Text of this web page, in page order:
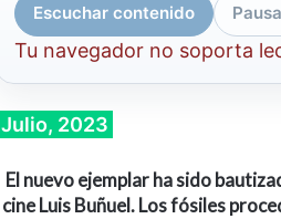
Escuchar contenido
Tu navegador no soporta
Julio, 2023
El nuevo ejemplar ha sido
cine Luis Buñuel. Los fósiles